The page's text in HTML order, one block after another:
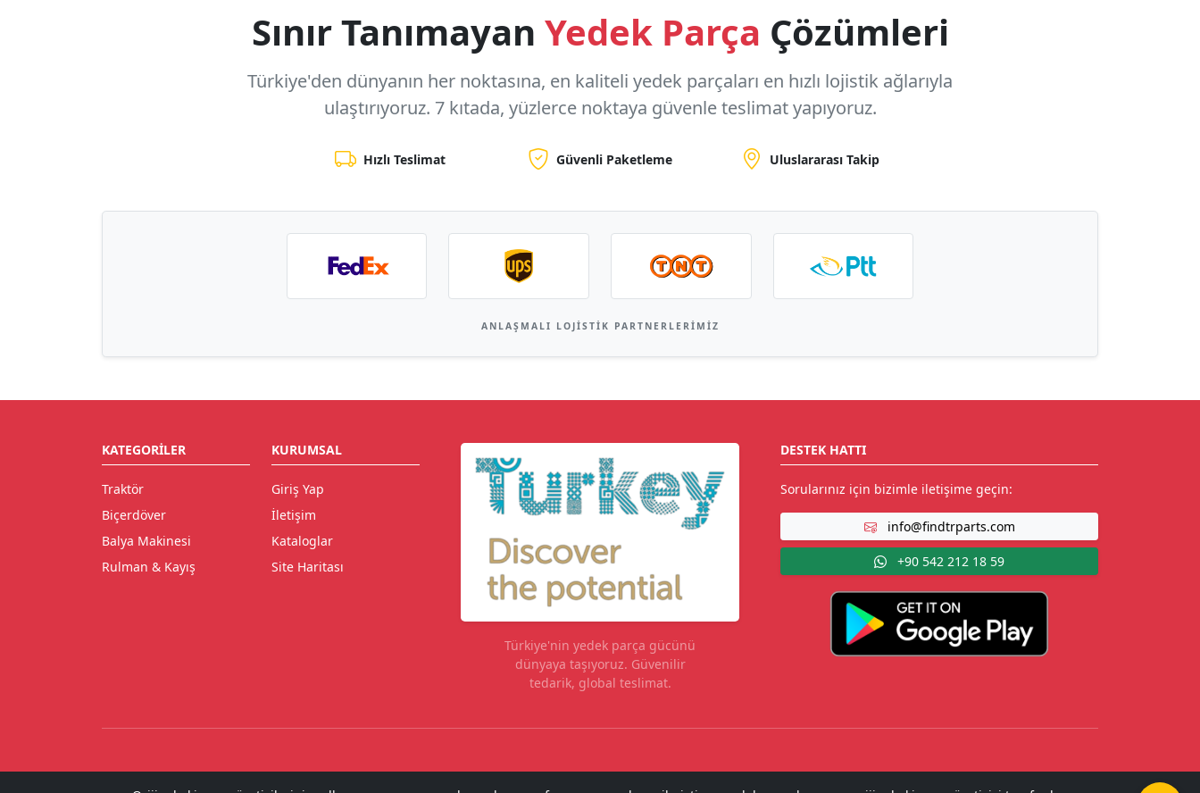
Sınır Tanımayan Yedek Parça Çözümleri
Türkiye'den dünyanın her noktasına, en kaliteli yedek parçaları en hızlı lojistik ağlarıyla
ulaştırıyoruz. 7 kıtada, yüzlerce noktaya güvenle teslimat yapıyoruz.
Hızlı Teslimat Güvenli Paketleme Uluslararası Takip
ANLAŞMALI LOJISTIK PARTNERLERIMIZ
KATEGORILER
Traktör
Biçerdöver
Balya Makinesi
Rulman & Kayış
KURUMSAL
Giriş Yap
İletişim
Kataloglar
Site Haritası
Türkiye'nin yedek parça gücünü
dünyaya taşıyoruz. Güvenilir
tedarik, global teslimat.
DESTEK HATTI
Sorularınız için bizimle iletişime geçin:
info@findtrparts.com
+90 542 212 18 59